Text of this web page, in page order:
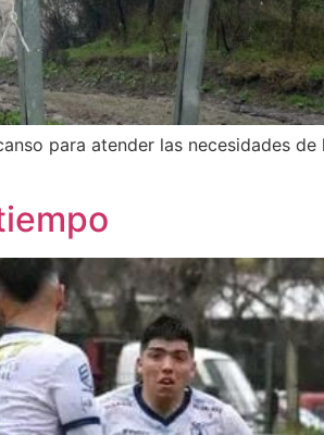
para atender las necesidades de